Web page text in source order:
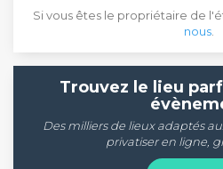
Si vous êtes le propriétaire de
nous
Trouvez le lieu
Des milliers de lieux adaptés
privatiser en ligne,